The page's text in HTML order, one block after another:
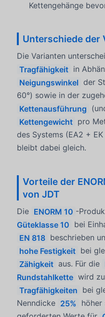
Kettengehänge
Unterschiede der
Die Varianten
Tragfähigkeit in
Neigungswinkel der
60°) sowie in der
Kettenausführung
Kettengewicht pro
des Systems (EA2 +
bleibt dabei gleich.
Vorteile der
von JDT
Die ENORM 10 -
Güteklasse 10 bei
EN 818 beschrieben
hohe Festigkeit bei
Zähigkeit aus. Für die
Rundstahlkette wird
Tragfähigkeiten bei
Nenndicke 25% höher